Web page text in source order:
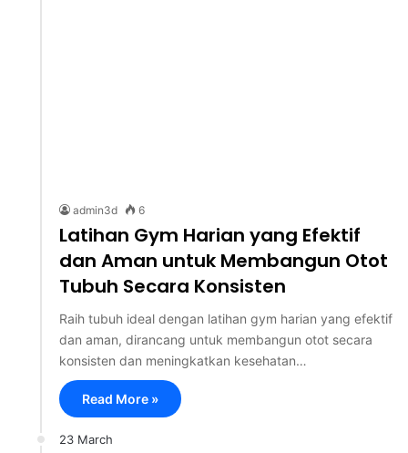
admin3d 6
Latihan Gym Harian yang Efektif
dan Aman untuk Membangun Otot
Tubuh Secara Konsisten
Raih tubuh ideal dengan latihan gym harian yang efektif
dan aman, dirancang untuk membangun otot secara
konsisten dan meningkatkan kesehatan…
Read More »
23 March